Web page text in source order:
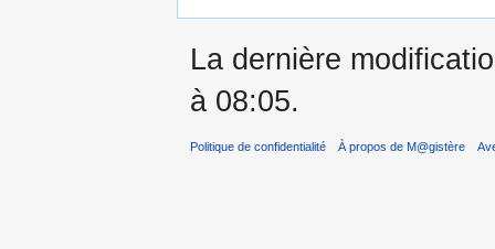
La dernière
à 08:05.
Politique de confidentialité À propos de M@gistère